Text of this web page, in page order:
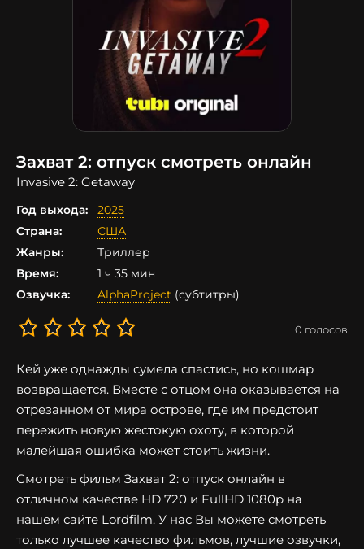
Захват 2: отпуск смотреть онлайн
Invasive 2: Getaway
Год выхода:
2025
Страна:
США
Жанры:
Триллер
Время:
1 ч 35 мин
Озвучка:
AlphaProject (субтитры)
0 голосов
Кей уже однажды сумела спастись, но кошмар
возвращается. Вместе с отцом она оказывается на
отрезанном от мира острове, где им предстоит
пережить новую жестокую охоту, в которой
малейшая ошибка может стоить жизни.
Смотреть фильм Захват 2: отпуск онлайн в
отличном качестве HD 720 и FullHD 1080p на
нашем сайте Lordfilm. У нас Вы можете смотреть
только лучшее качество фильмов, лучшие озвучки,